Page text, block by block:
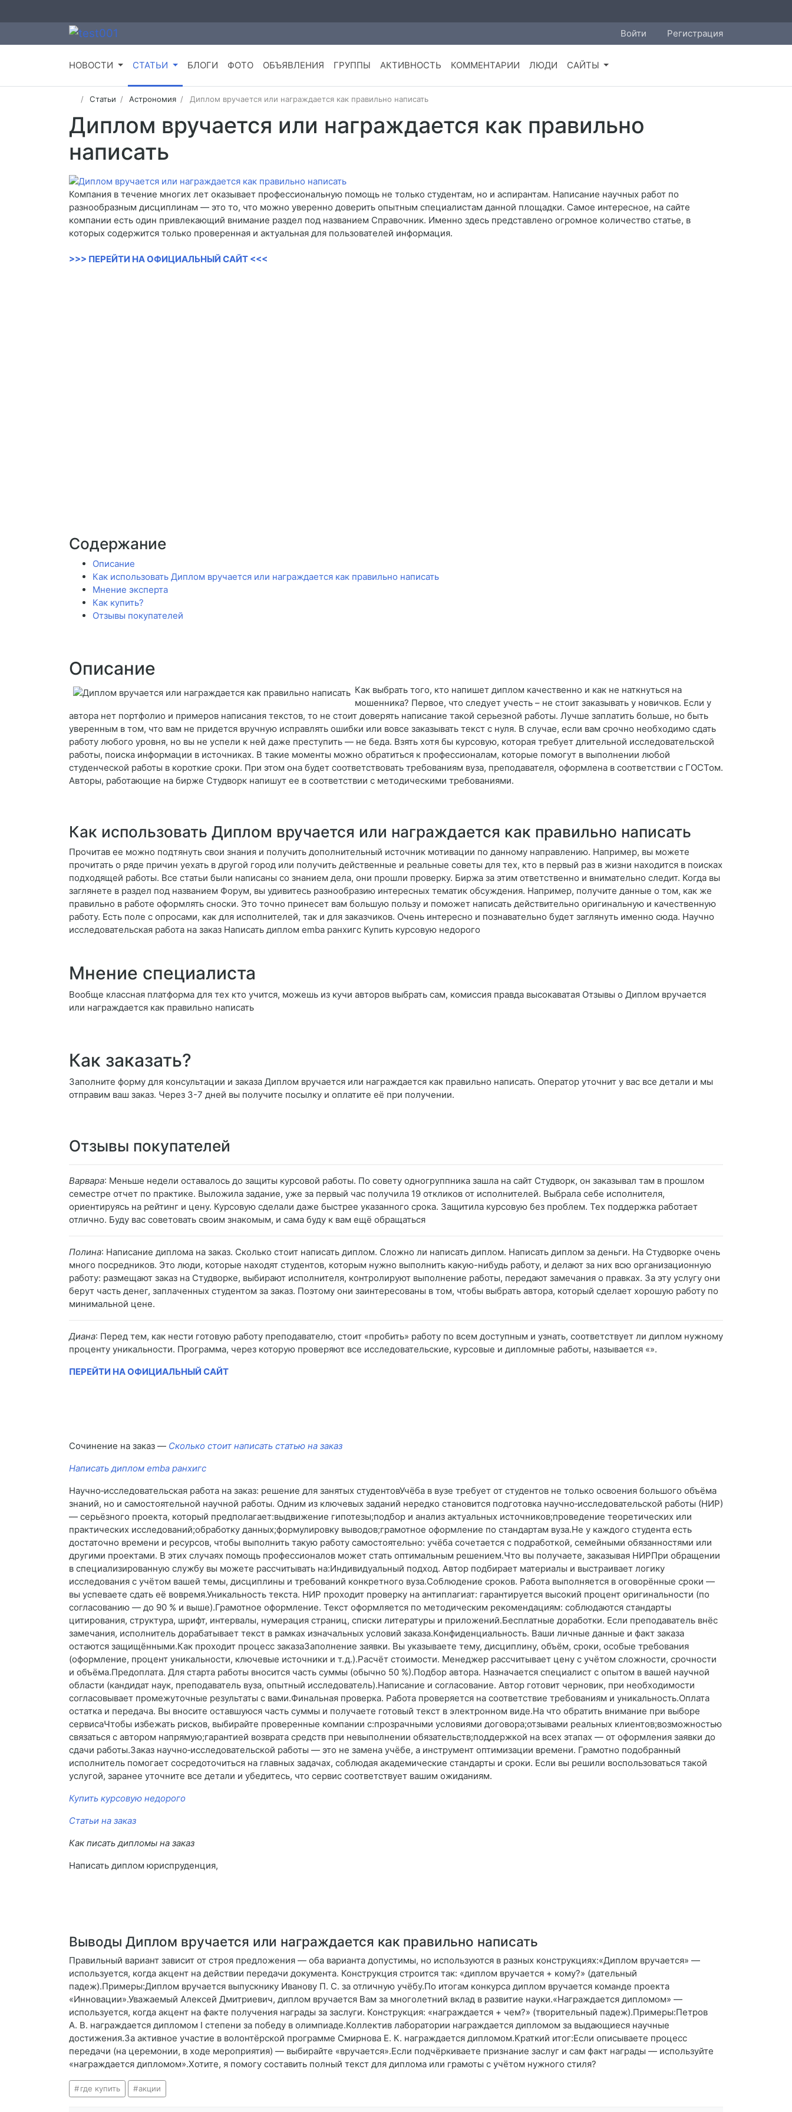
Войти Регистрация
НОВОСТИ СТАТЬИ БЛОГИ ФОТО ОБЪЯВЛЕНИЯ ГРУППЫ АКТИВНОСТЬ КОММЕНТАРИИ ЛЮДИ САЙТЫ
Статьи Астрономия Диплом вручается или награждается как правильно написать
Диплом вручается или награждается как правильно
написать
Компания в течение многих лет оказывает профессиональную помощь не только студентам, но и аспирантам. Написание научных работ по
разнообразным дисциплинам — это то, что можно уверенно доверить опытным специалистам данной площадки. Самое интересное, на сайте
компании есть один привлекающий внимание раздел под названием Справочник. Именно здесь представлено огромное количество статье, в
которых содержится только проверенная и актуальная для пользователей информация.
>>> ПЕРЕЙТИ НА ОФИЦИАЛЬНЫЙ САЙТ <<<
Содержание
Описание
Как использовать Диплом вручается или награждается как правильно написать
Мнение эксперта
Как купить?
Отзывы покупателей
Описание
Как выбрать того, кто напишет диплом качественно и как не наткнуться на
мошенника? Первое, что следует учесть – не стоит заказывать у новичков. Если у
автора нет портфолио и примеров написания текстов, то не стоит доверять написание такой серьезной работы. Лучше заплатить больше, но быть
уверенным в том, что вам не придется вручную исправлять ошибки или вовсе заказывать текст с нуля. В случае, если вам срочно необходимо сдать
работу любого уровня, но вы не успели к ней даже преступить — не беда. Взять хотя бы курсовую, которая требует длительной исследовательской
работы, поиска информации в источниках. В такие моменты можно обратиться к профессионалам, которые помогут в выполнении любой
студенческой работы в короткие сроки. При этом она будет соответствовать требованиям вуза, преподавателя, оформлена в соответствии с ГОСТом.
Авторы, работающие на бирже Студворк напишут ее в соответствии с методическими требованиями.
Как использовать Диплом вручается или награждается как правильно написать
Прочитав ее можно подтянуть свои знания и получить дополнительный источник мотивации по данному направлению. Например, вы можете
прочитать о ряде причин уехать в другой город или получить действенные и реальные советы для тех, кто в первый раз в жизни находится в поисках
подходящей работы. Все статьи были написаны со знанием дела, они прошли проверку. Биржа за этим ответственно и внимательно следит. Когда вы
заглянете в раздел под названием Форум, вы удивитесь разнообразию интересных тематик обсуждения. Например, получите данные о том, как же
правильно в работе оформлять сноски. Это точно принесет вам большую пользу и поможет написать действительно оригинальную и качественную
работу. Есть поле с опросами, как для исполнителей, так и для заказчиков. Очень интересно и познавательно будет заглянуть именно сюда. Научно
исследовательская работа на заказ Написать диплом emba ранхигс Купить курсовую недорого
Мнение специалиста
Вообще классная платформа для тех кто учится, можешь из кучи авторов выбрать сам, комиссия правда высокаватая Отзывы о Диплом вручается
или награждается как правильно написать
Как заказать?
Заполните форму для консультации и заказа Диплом вручается или награждается как правильно написать. Оператор уточнит у вас все детали и мы
отправим ваш заказ. Через 3-7 дней вы получите посылку и оплатите её при получении.
Отзывы покупателей
Варвара: Меньше недели оставалось до защиты курсовой работы. По совету одногруппника зашла на сайт Студворк, он заказывал там в прошлом
семестре отчет по практике. Выложила задание, уже за первый час получила 19 откликов от исполнителей. Выбрала себе исполнителя,
ориентируясь на рейтинг и цену. Курсовую сделали даже быстрее указанного срока. Защитила курсовую без проблем. Тех поддержка работает
отлично. Буду вас советовать своим знакомым, и сама буду к вам ещё обращаться
Полина: Написание диплома на заказ. Сколько стоит написать диплом. Сложно ли написать диплом. Написать диплом за деньги. На Студворке очень
много посредников. Это люди, которые находят студентов, которым нужно выполнить какую-нибудь работу, и делают за них всю организационную
работу: размещают заказ на Студворке, выбирают исполнителя, контролируют выполнение работы, передают замечания о правках. За эту услугу они
берут часть денег, заплаченных студентом за заказ. Поэтому они заинтересованы в том, чтобы выбрать автора, который сделает хорошую работу по
минимальной цене.
Диана: Перед тем, как нести готовую работу преподавателю, стоит «пробить» работу по всем доступным и узнать, соответствует ли диплом нужному
проценту уникальности. Программа, через которую проверяют все исследовательские, курсовые и дипломные работы, называется «».
ПЕРЕЙТИ НА ОФИЦИАЛЬНЫЙ САЙТ
Сочинение на заказ — Сколько стоит написать статью на заказ
Написать диплом emba ранхигс
Научно‑исследовательская работа на заказ: решение для занятых студентовУчёба в вузе требует от студентов не только освоения большого объёма
знаний, но и самостоятельной научной работы. Одним из ключевых заданий нередко становится подготовка научно‑исследовательской работы (НИР)
— серьёзного проекта, который предполагает:выдвижение гипотезы;подбор и анализ актуальных источников;проведение теоретических или
практических исследований;обработку данных;формулировку выводов;грамотное оформление по стандартам вуза.Не у каждого студента есть
достаточно времени и ресурсов, чтобы выполнить такую работу самостоятельно: учёба сочетается с подработкой, семейными обязанностями или
другими проектами. В этих случаях помощь профессионалов может стать оптимальным решением.Что вы получаете, заказывая НИРПри обращении
в специализированную службу вы можете рассчитывать на:Индивидуальный подход. Автор подбирает материалы и выстраивает логику
исследования с учётом вашей темы, дисциплины и требований конкретного вуза.Соблюдение сроков. Работа выполняется в оговорённые сроки —
вы успеваете сдать её вовремя.Уникальность текста. НИР проходит проверку на антиплагиат: гарантируется высокий процент оригинальности (по
согласованию — до 90 % и выше).Грамотное оформление. Текст оформляется по методическим рекомендациям: соблюдаются стандарты
цитирования, структура, шрифт, интервалы, нумерация страниц, списки литературы и приложений.Бесплатные доработки. Если преподаватель внёс
замечания, исполнитель дорабатывает текст в рамках изначальных условий заказа.Конфиденциальность. Ваши личные данные и факт заказа
остаются защищёнными.Как проходит процесс заказаЗаполнение заявки. Вы указываете тему, дисциплину, объём, сроки, особые требования
(оформление, процент уникальности, ключевые источники и т. д.).Расчёт стоимости. Менеджер рассчитывает цену с учётом сложности, срочности
и объёма.Предоплата. Для старта работы вносится часть суммы (обычно 50 %).Подбор автора. Назначается специалист с опытом в вашей научной
области (кандидат наук, преподаватель вуза, опытный исследователь).Написание и согласование. Автор готовит черновик, при необходимости
согласовывает промежуточные результаты с вами.Финальная проверка. Работа проверяется на соответствие требованиям и уникальность.Оплата
остатка и передача. Вы вносите оставшуюся часть суммы и получаете готовый текст в электронном виде.На что обратить внимание при выборе
сервисаЧтобы избежать рисков, выбирайте проверенные компании с:прозрачными условиями договора;отзывами реальных клиентов;возможностью
связаться с автором напрямую;гарантией возврата средств при невыполнении обязательств;поддержкой на всех этапах — от оформления заявки до
сдачи работы.Заказ научно‑исследовательской работы — это не замена учёбе, а инструмент оптимизации времени. Грамотно подобранный
исполнитель помогает сосредоточиться на главных задачах, соблюдая академические стандарты и сроки. Если вы решили воспользоваться такой
услугой, заранее уточните все детали и убедитесь, что сервис соответствует вашим ожиданиям.
Купить курсовую недорого
Статьи на заказ
Как писать дипломы на заказ
Написать диплом юриспруденция,
Выводы Диплом вручается или награждается как правильно написать
Правильный вариант зависит от строя предложения — оба варианта допустимы, но используются в разных конструкциях:«Диплом вручается» —
используется, когда акцент на действии передачи документа. Конструкция строится так: «диплом вручается + кому?» (дательный
падеж).Примеры:Диплом вручается выпускнику Иванову П. С. за отличную учёбу.По итогам конкурса диплом вручается команде проекта
«Инновации».Уважаемый Алексей Дмитриевич, диплом вручается Вам за многолетний вклад в развитие науки.«Награждается дипломом» —
используется, когда акцент на факте получения награды за заслуги. Конструкция: «награждается + чем?» (творительный падеж).Примеры:Петров
А. В. награждается дипломом I степени за победу в олимпиаде.Коллектив лаборатории награждается дипломом за выдающиеся научные
достижения.За активное участие в волонтёрской программе Смирнова Е. К. награждается дипломом.Краткий итог:Если описываете процесс
передачи (на церемонии, в ходе мероприятия) — выбирайте «вручается».Если подчёркиваете признание заслуг и сам факт награды — используйте
«награждается дипломом».Хотите, я помогу составить полный текст для диплома или грамоты с учётом нужного стиля?
где купить акции